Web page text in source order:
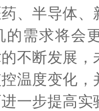
、半导体
的需求将会
不断发展
温度变化
一步提高